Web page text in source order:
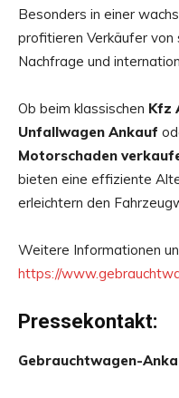
Besonders in einer
profitieren Verkäufer von
Nachfrage und
Ob beim klassischen Kfz
Unfallwagen Ankauf
Motorschaden
bieten eine effiziente
erleichtern den
Weitere Informationen
https://
Pressekontakt:
Gebrauchtwagen-